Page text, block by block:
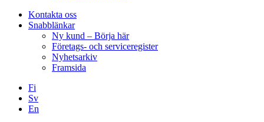
Kontakta oss
Snabblänkar
Ny kund – Börja här
Företags- och serviceregister
Nyhetsarkiv
Framsida
Fi
Sv
En